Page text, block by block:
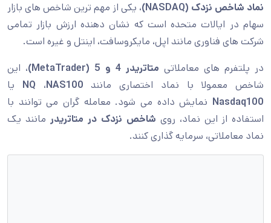
نماد شاخص نزدک (NASDAQ)
، یکی از مهم ترین شاخص های بازار
سهام در ایالات متحده است که نشان دهنده ارزش بازار تمامی
شرکت های فناوری مانند اپل، مایکروسافت، اینتل و غیره است.
در پلتفرم های معاملاتی متاتریدر 4 و 5 (MetaTrader)
، این
شاخص معمولا با نماد اختصاری مانند
NQ ،NAS100
یا
Nasdaq100 نمایش داده می شود. معامله گران می توانند با
استفاده از این نماد، روی شاخص نزدک در متاتریدر مانند یک
نماد معاملاتی، سرمایه گذاری کنند.